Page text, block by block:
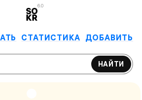
6.0
СТАТИСТИКА ДОБАВИТЬ
НАЙТИ